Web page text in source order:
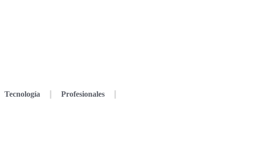
Tecnología Profesionales